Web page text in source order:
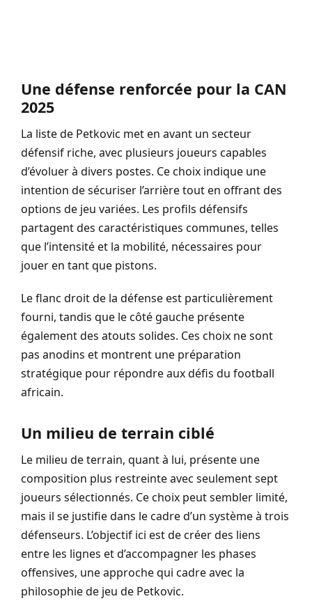
Une défense renforcée pour la CAN
2025
La liste de Petkovic met en avant un secteur
défensif riche, avec plusieurs joueurs capables
d’évoluer à divers postes. Ce choix indique une
intention de sécuriser l’arrière tout en offrant des
options de jeu variées. Les profils défensifs
partagent des caractéristiques communes, telles
que l’intensité et la mobilité, nécessaires pour
jouer en tant que pistons.
Le flanc droit de la défense est particulièrement
fourni, tandis que le côté gauche présente
également des atouts solides. Ces choix ne sont
pas anodins et montrent une préparation
stratégique pour répondre aux défis du football
africain.
Un milieu de terrain ciblé
Le milieu de terrain, quant à lui, présente une
composition plus restreinte avec seulement sept
joueurs sélectionnés. Ce choix peut sembler limité,
mais il se justifie dans le cadre d’un système à trois
défenseurs. L’objectif ici est de créer des liens
entre les lignes et d’accompagner les phases
offensives, une approche qui cadre avec la
philosophie de jeu de Petkovic.